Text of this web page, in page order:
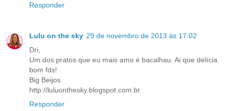
Responder
Lulu on the sky 29 de novembro de 2013 às 17:02
Dri,
Um dos pratos que eu mais amo é bacalhau. Ai que delícia.
bom fds!
Big Beijos
http://luluonthesky.blogspot.com.br
Responder